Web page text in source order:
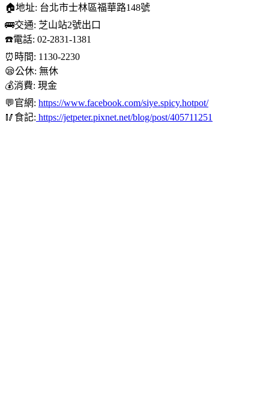
🏠地址: 台北市士林區福華路148號
🚌交通: 芝山站2號出口
☎️電話: 02-2831-1381
⏰時間: 1130-2230
😪公休: 無休
💰消費: 現金
💬官網: https://www.facebook.com/siye.spicy.hotpot/
🥢食記: https://jetpeter.pixnet.net/blog/post/405711251